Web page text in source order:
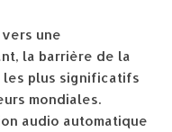
une
la barrière de la
les plus significatifs
mondiales.
audio automatique